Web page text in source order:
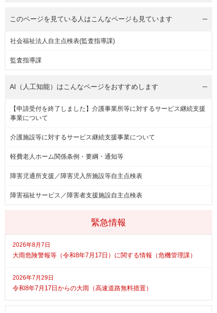
緊急情報
2026年8月7日
大雨危険警報等（令和8年7月17日）に関する情報（危機管理課）
2026年7月29日
令和8年7月17日からの大雨（高速道路無料措置）
このページを見ている人はこんなページも見ています
社会福祉法人自主点検表(監査指導課)
監査指導課
AI（人工知能）はこんなページをおすすめします
【申請受付を終了しました】介護事業所等に対するサービス継続支援
事業について
介護施設等に対するサービス継続支援事業について
軽費老人ホーム関係条例・要綱・通知等
障害児通所支援／障害児入所施設等自主点検表
障害福祉サービス／障害者支援施設自主点検表